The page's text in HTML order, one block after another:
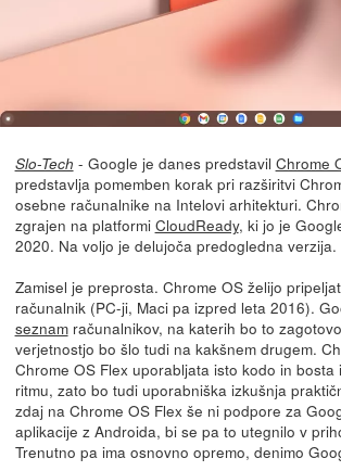
Slo-Tech - Google je danes predstavil Chrome
predstavlja pomemben korak pri razširitvi
osebne računalnike na Intelovi arhitekturi.
zgrajen na platformi CloudReady, ki jo je
2020. Na voljo je delujoča predogledna verzija.
Zamisel je preprosta. Chrome OS želijo
računalnik (PC-ji, Maci pa izpred leta 2016).
seznamračunalnikov, na katerih bo to
verjetnostjo bo šlo tudi na kakšnem drugem.
Chrome OS Flex uporabljata isto kodo in bosta
ritmu, zato bo tudi uporabniška izkušnja
zdaj na Chrome OS Flex še ni podpore za
aplikacije z Androida, bi se pa to utegnilo v
Trenutno pa ima osnovno opremo, denimo